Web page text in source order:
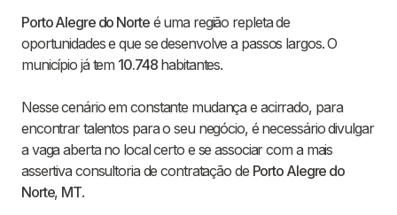
Porto Alegre do Norteé uma região repleta de
oportunidades e que se desenvolve a passos largos. O
município já tem 10.748habitantes.
Nesse cenário em constante mudança e acirrado, para
encontrar talentos para o seu negócio, é necessário divulgar
a vaga aberta no local certo e se associar com a mais
assertiva consultoria de contratação de Porto Alegre do
Norte, MT.